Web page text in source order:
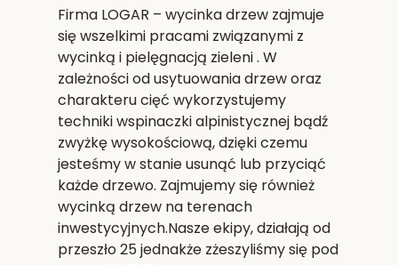
Firma LOGAR – wycinka drzew zajmuje
się wszelkimi pracami związanymi z
wycinką i pielęgnacją zieleni . W
zależności od usytuowania drzew oraz
charakteru cięć wykorzystujemy
techniki wspinaczki alpinistycznej bądź
zwyżkę wysokościową, dzięki czemu
jesteśmy w stanie usunąć lub przyciąć
każde drzewo. Zajmujemy się również
wycinką drzew na terenach
inwestycyjnych.Nasze ekipy, działają od
przeszło 25 jednakże zżeszyliśmy się pod